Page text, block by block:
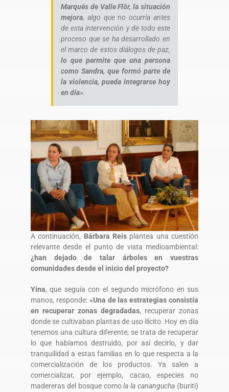
Marqués de Valle Flôr, la situación
mejora, algo que no ocurría antes
de esta intervención y de todo este
proceso que se ha desarrollado en
el marco de estos diálogos de paz,
lo que permite que una persona
como Sandra, que formó parte de
la violencia, pueda integrarse hoy
en día».
A continuación, Bárbara Reis plantea una cuestión
relevante desde el punto de vista medioambiental:
¿han dejado de talar árboles en vuestras
comunidades desde el inicio del proyecto?
Yina, que seguía con el segundo micrófono en sus
manos, responde: «Una de las estrategias consistía
en recuperar zonas degradadas, recuperar zonas
donde se cultivaban plantas de uso ilícito. Hoy en día
tenemos una cultura diferente; se trata de recuperar
lo que habíamos destruido, por así decirlo, y dar
tranquilidad a estas familias en lo que respecta a la
comercialización de los productos. Ya salen a
comercializar, por ejemplo, cacao, especies no
madereras del bosque comola la canangucha (buriti)